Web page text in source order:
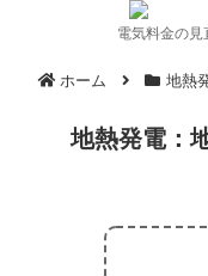
電気料金の
ホーム 地熱
地熱発電：